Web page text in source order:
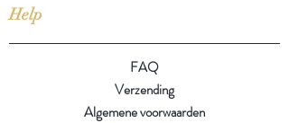
Help
FAQ
Verzending
Algemene voorwaarden